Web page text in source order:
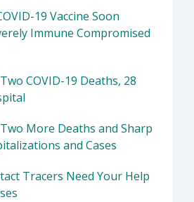
19 Vaccine Soon
Immune Compromised
COVID-19 Deaths, 28
More Deaths and Sharp
and Cases
Tracers Need Your Help